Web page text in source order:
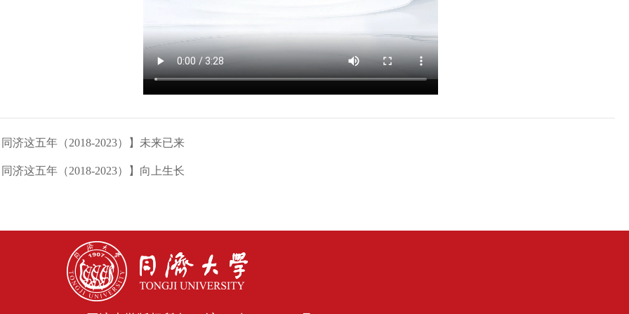
同济这五年（2018-2023）】未来已来
同济这五年（2018-2023）】向上生长